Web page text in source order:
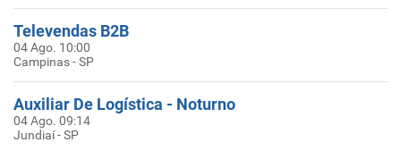
Televendas B2B
04 Ago. 10:00
Campinas - SP
Auxiliar De Logística - Noturno
04 Ago. 09:14
Jundiaí - SP